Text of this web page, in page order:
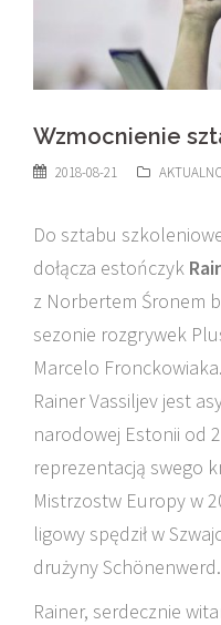
Wzmocnienie
2018-08-21
Do sztabu
dołącza estończyk
z Norbertem Śronem
sezonie rozgrywek
Marcelo Fronckowiaka.
Rainer Vassiljev jest
narodowej Estonii od
reprezentacją swego
Mistrzostw Europy w
ligowy spędził w
drużyny Schönenwerd.
Rainer, serdecznie